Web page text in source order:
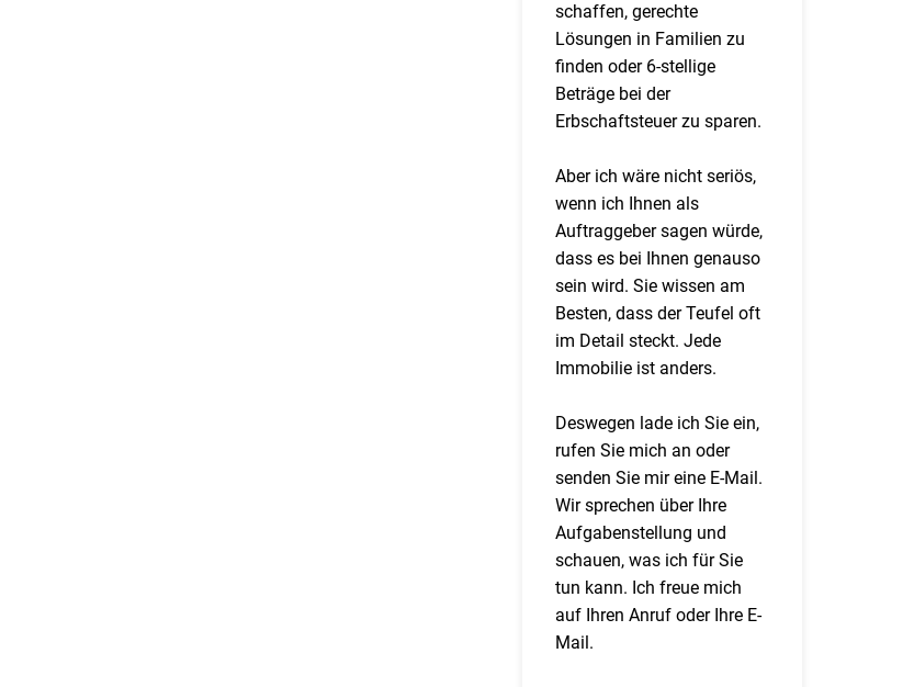
schaffen, gerechte
Lösungen in Familien zu
finden oder 6-stellige
Beträge bei der
Erbschaftsteuer zu sparen.
Aber ich wäre nicht seriös,
wenn ich Ihnen als
Auftraggeber sagen würde,
dass es bei Ihnen genauso
sein wird. Sie wissen am
Besten, dass der Teufel oft
im Detail steckt. Jede
Immobilie ist anders.
Deswegen lade ich Sie ein,
rufen Sie mich an oder
senden Sie mir eine E-Mail.
Wir sprechen über Ihre
Aufgabenstellung und
schauen, was ich für Sie
tun kann. Ich freue mich
auf Ihren Anruf oder Ihre E-
Mail.